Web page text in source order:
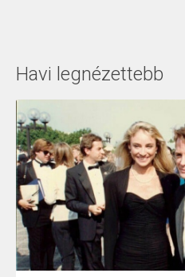
Havi legnézettebb